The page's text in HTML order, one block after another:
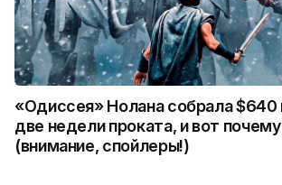
«Одиссея» Нолана собрала $640
две недели проката, и вот почему
(внимание, спойлеры!)